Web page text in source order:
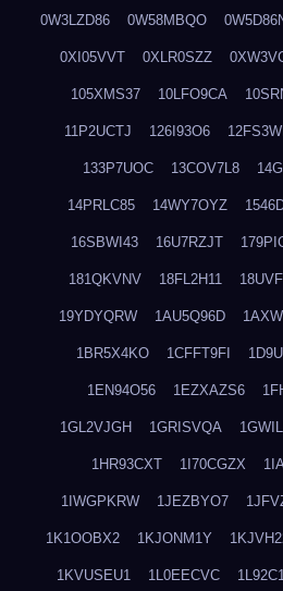
0W3LZD86 0W58MBQO
0XI05VVT 0XLR0SZZ
105XMS37 10LFO9CA
11P2UCTJ 126I93O6
133P7UOC 13COV7L8
14PRLC85 14WY7OYZ
16SBWI43 16U7RZJT
181QKVNV 18FL2H11
19YDYQRW 1AU5Q96D
1BR5X4KO 1CFFT9FI
1EN94O56 1EZXAZS6
1GL2VJGH 1GRISVQA
1HR93CXT 1I70CGZX
1IWGPKRW 1JEZBYO7
1K1OOBX2 1KJONM1Y
1KVUSEU1 1L0EECVC